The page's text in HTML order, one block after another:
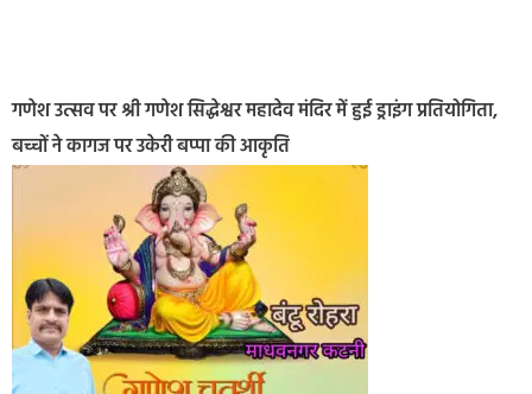
गणेश उत्सव पर श्री गणेश सिद्धेश्वर महादेव मंदिर में हुई ड्राइंग प्रतियोगिता,
बच्चों ने कागज पर उकेरी बप्पा की आकृति